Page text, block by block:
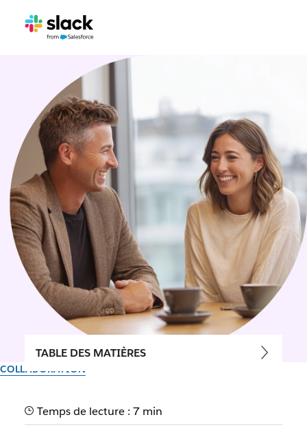
COLLABORATION
Travail d’équipe : le guide
TABLE DES MATIÈRES
Temps de lecture : 7 min